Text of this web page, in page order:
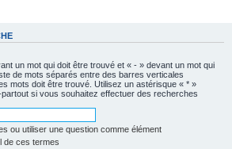
un mot qui doit être trouvé et « - » devant un mot qui
de mots séparés entre des barres verticales
mots doit être trouvé. Utilisez un astérisque « * »
si vous souhaitez effectuer des recherches
ou utiliser une question comme élément
de ces termes